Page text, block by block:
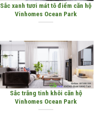
Sắc xanh tươi mát tô điểm căn hộ
Vinhomes Ocean Park
Sắc trắng tinh khôi căn hộ
Vinhomes Ocean Park